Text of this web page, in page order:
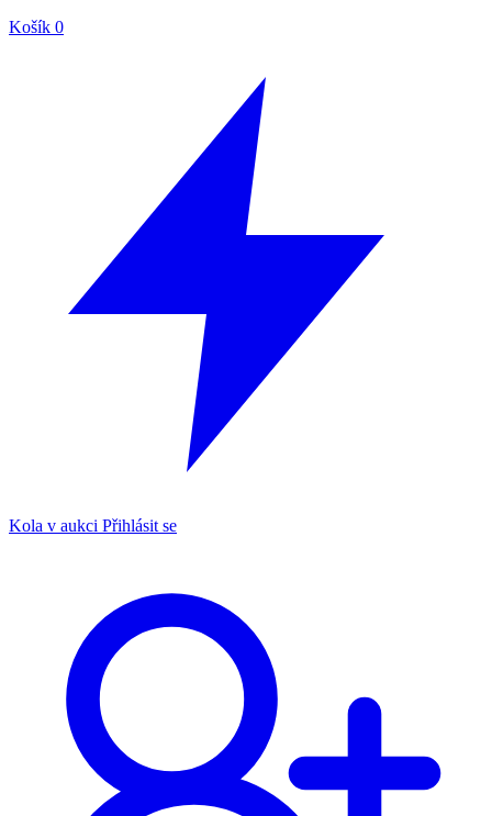
Košík 0
Kola v aukci Přihlásit se